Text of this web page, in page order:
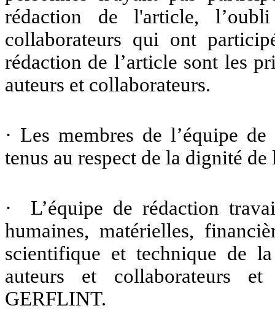
rédaction de l'article,
collaborateurs qui ont
rédaction de l’article sont les
auteurs et collaborateurs.
· Les membres de l’équipe
tenus au respect de la dignité
· L’équipe de rédaction
humaines, matérielles,
scientifique et technique de
auteurs et collaborateurs
GERFLINT.